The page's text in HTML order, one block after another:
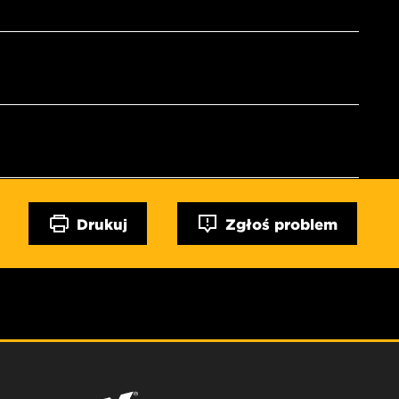
Drukuj Zgłoś problem